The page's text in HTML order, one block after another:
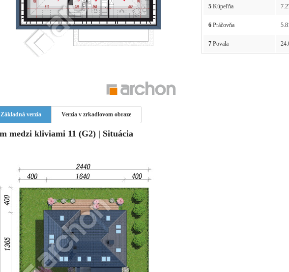
Základná verzia Verzia v zrkadlovom obraze
5Kúpeľňa
6Práčovňa
7Povala
medzi kliviami 11 (G2) | Situácia